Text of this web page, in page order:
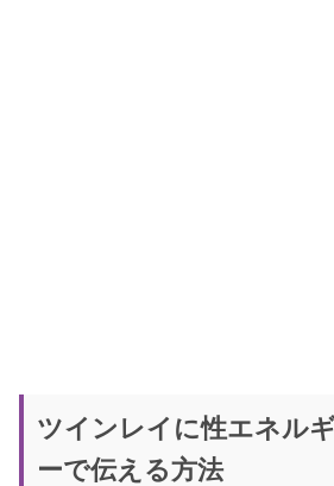
ツインレイに性エネル
ーで伝える方法